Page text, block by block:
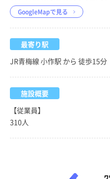
GoogleMapで見る
最寄り駅
JR青梅線 小作駅 から 徒歩15分
施設概要
【従業員】
310人